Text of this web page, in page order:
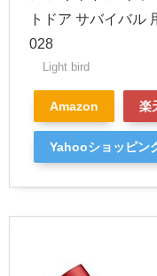
トドア サバイバル
028
Light bird
Amazon 楽
Yahooショッピン